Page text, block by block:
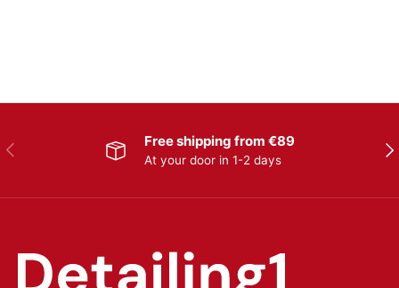
Previous Free shipping from €89
At your door in 1-2 days